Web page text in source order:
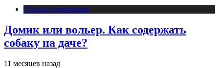
Статьи о животных
Домик или вольер. Как содержать
собаку на даче?
11 месяцев назад